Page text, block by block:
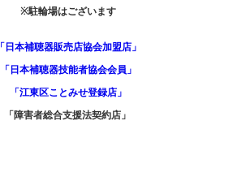
※駐輪場はございます
「日本補聴器販売店協会加盟店」
「日本補聴器技能者協会会員」
「江東区ことみせ登録店」
「障害者総合支援法契約店」